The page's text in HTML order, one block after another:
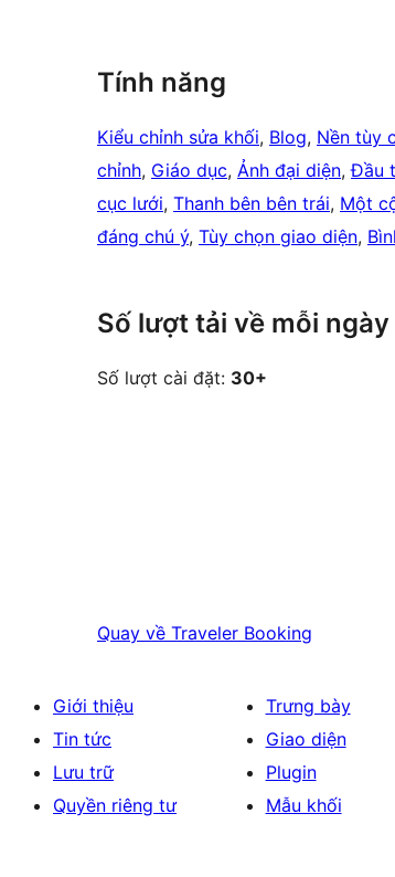
Tính năng
Kiểu chỉnh sửa khối, Blog, Nền tùy
chỉnh, Giáo dục, Ảnh đại diện, Đầu
cục lưới, Thanh bên bên trái, Một
đáng chú ý, Tùy chọn giao diện,
Số lượt tải về mỗi ngày
Số lượt cài đặt: 30+
Quay về Traveler Booking
Giới thiệu
Tin tức
Lưu trữ
Quyền riêng tư
Trưng bày
Giao diện
Plugin
Mẫu khối